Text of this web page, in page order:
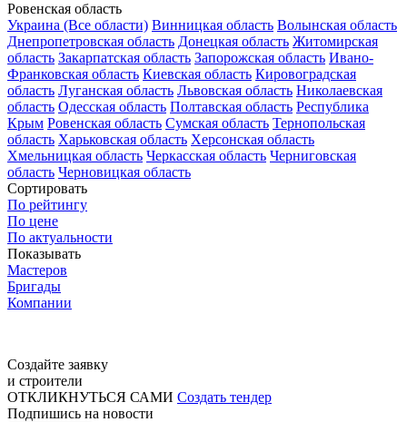
Ровенская область
Украина (Все области) Винницкая область Волынская область
Днепропетровская область Донецкая область Житомирская
область Закарпатская область Запорожская область Ивано-
Франковская область Киевская область Кировоградская
область Луганская область Львовская область Николаевская
область Одесская область Полтавская область Республика
Крым Ровенская область Сумская область Тернопольская
область Харьковская область Херсонская область
Хмельницкая область Черкасская область Черниговская
область Черновицкая область
Сортировать
По рейтингу
По цене
По актуальности
Показывать
Мастеров
Бригады
Компании
Создайте заявку
и строители
ОТКЛИКНУТЬСЯ САМИ Создать тендер
Подпишись на новости